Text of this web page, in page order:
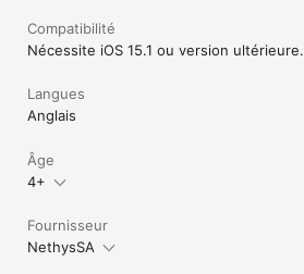
Compatibilité
Nécessite iOS 15.1 ou version ultérieure.
Langues
Anglais
Âge
4+
Fournisseur
NethysSA